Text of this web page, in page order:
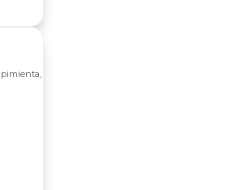
acompañadas de queso cheddar y tocino picado.